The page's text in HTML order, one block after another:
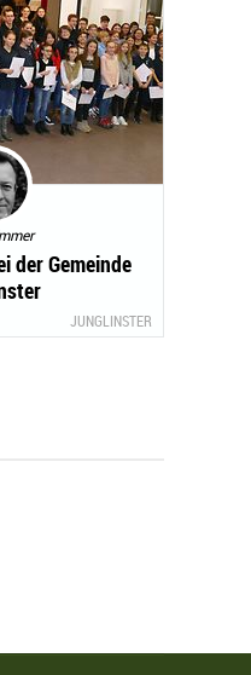
der Gemeinde
JUNGLINSTER